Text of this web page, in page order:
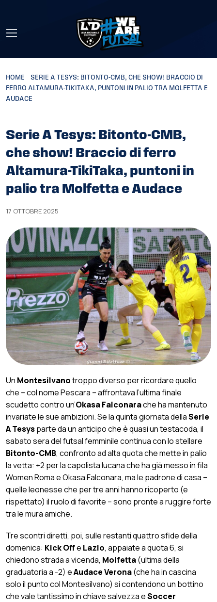
HOME
SERIE A TESYS: BITONTO-CMB, CHE SHOW! BRACCIO DI
FERRO ALTAMURA-TIKITAKA, PUNTONI IN PALIO TRA MOLFETTA E
AUDACE
Serie A Tesys: Bitonto-CMB,
che show! Braccio di ferro
Altamura-TikiTaka, puntoni in
palio tra Molfetta e Audace
17 OTTOBRE 2025
Un Montesilvanotroppo diverso per ricordare quello
che – col nome Pescara – affrontava l’ultima finale
scudetto contro un’Okasa Falconarache ha mantenuto
invariate le sue ambizioni. Se la quinta giornata dellaSerie
A Tesysparte da un anticipo che è quasi un testacoda, il
sabato sera del futsal femminile continua con lo stellare
Bitonto-CMB, confronto ad alta quota che mette in palio
la vetta: +2 per la capolista lucana che ha già messo in fila
Women Roma e Okasa Falconara, ma le padrone di casa –
quelle leonesse che per tre anni hanno ricoperto (e
rispettato) il ruolo di favorite – sono pronte a ruggire forte
tra le mura amiche.
Tre scontri diretti, poi, sulle restanti quattro sfide della
domenica: Kick Offe Lazio, appaiate a quota 6, si
chiedono strada a vicenda, Molfetta(ultima della
graduatoria a -2) eAudaceVerona(che ha in cascina
solo il punto col Montesilvano) si contendono un bottino
che vale tantissimo in chiave salvezza eSoccer